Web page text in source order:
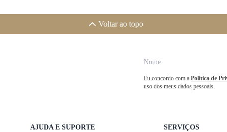
Voltar ao topo
Eu concordo com a Política de
uso dos meus dados pessoais.
AJUDA E SUPORTE
SERVIÇOS